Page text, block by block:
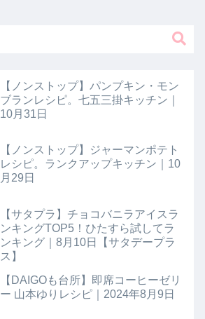
【ノンストップ】パンプキン・モン
ブランレシピ。七五三掛キッチン｜
10月31日
【ノンストップ】ジャーマンポテト
レシピ。ランクアップキッチン｜10
月29日
【サタプラ】チョコバニラアイスラ
ンキングTOP5！ひたすら試してラ
ンキング｜8月10日【サタデープラ
ス】
【DAIGOも台所】即席コーヒーゼリ
ー 山本ゆりレシピ｜2024年8月9日